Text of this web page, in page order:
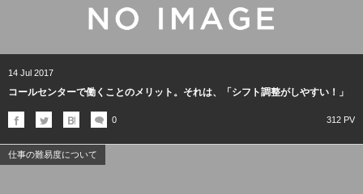
14 Jul 2017
コールセンターで働くことのメリット。それは、「シフト調整がしやすい！」
0 312 PV
仕事の難易度について